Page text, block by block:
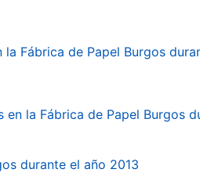
Fábrica de Papel Burgos
la Fábrica de Papel Burgos
durante el año 2013